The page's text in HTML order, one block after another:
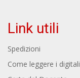
Link utili
Spedizioni
Come leggere i digitali